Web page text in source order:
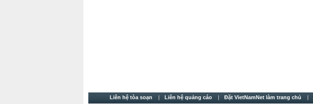
Liên hệ tòa soạn Liên hệ quảng cáo Đặt VietNamNet làm trang chủ